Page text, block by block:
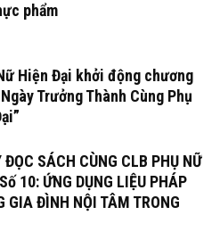
phẩm
Hiện Đại khởi động chương
Trưởng Thành Cùng Phụ
ĐỌC SÁCH CÙNG CLB PHỤ NỮ
10: ỨNG DỤNG LIỆU PHÁP
GIA ĐÌNH NỘI TÂM TRONG